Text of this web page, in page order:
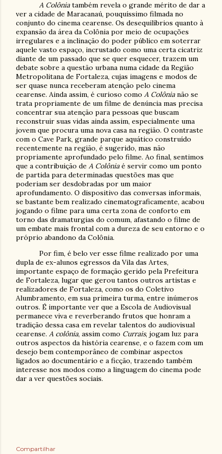
A Colôniatambém revela o grande mérito de dar a
ver a cidade de Maracanaú, pouquíssimo filmada no
conjunto do cinema cearense. Os desequilíbrios quanto à
expansão da área da Colônia por meio de ocupações
irregulares e a inclinação do poder público em soterrar
aquele vasto espaço, incrustado como uma certa cicatriz
diante de um passado que se quer esquecer, trazem um
debate sobre a questão urbana numa cidade da Região
Metropolitana de Fortaleza, cujas imagens e modos de
ser quase nunca receberam atenção pelo cinema
cearense. Ainda assim, é curioso como A Colônianão se
trata propriamente de um filme de denúncia mas precisa
concentrar sua atenção para pessoas que buscam
reconstruir suas vidas ainda assim, especialmente uma
jovem que procura uma nova casa na região. O contraste
com o Cave Park, grande parque aquático construído
recentemente na região, é sugerido, mas não
propriamente aprofundado pelo filme. Ao final, sentimos
que a contribuição de A Colôniaé servir como um ponto
de partida para determinadas questões mas que
poderiam ser desdobradas por um maior
aprofundamento. O dispositivo das conversas informais,
se bastante bem realizado cinematograficamente, acabou
jogando o filme para uma certa zona de conforto em
torno das dramaturgias do comum, afastando o filme de
um embate mais frontal com a dureza de seu entorno e o
próprio abandono da Colônia.
Por fim, é belo ver esse filme realizado por uma
dupla de ex-alunos egressos da Vila das Artes,
importante espaço de formação gerido pela Prefeitura
de Fortaleza, lugar que gerou tantos outros artistas e
realizadores de Fortaleza, como os do Coletivo
Alumbramento, em sua primeira turma, entre inúmeros
outros. É importante ver que a Escola de Audiovisual
permanece viva e reverberando frutos que honram a
tradição dessa casa em revelar talentos do audiovisual
cearense. A colônia, assim como Currais, jogam luz para
outros aspectos da história cearense, e o fazem com um
desejo bem contemporâneo de combinar aspectos
ligados ao documentário e a ficção, trazendo também
interesse nos modos como a linguagem do cinema pode
dar a ver questões sociais.
Compartilhar